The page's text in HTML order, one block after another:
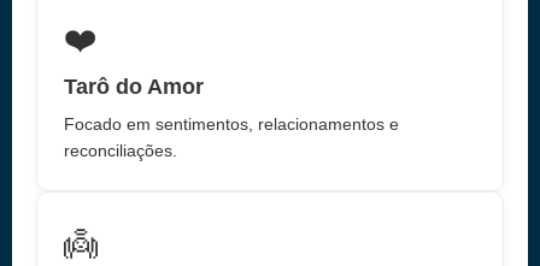
❤️
Tarô do Amor
Focado em sentimentos, relacionamentos e
reconciliações.
👼